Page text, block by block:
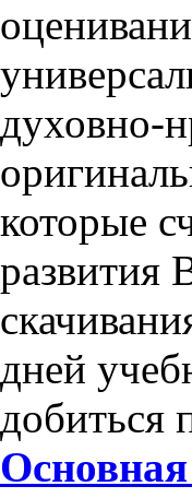
духовно-
которые
развития
дней
добиться